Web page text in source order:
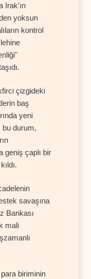
Irak’ın
yoksun
kontrol
çizgideki
baş
yeni
bu durum,
geniş çaplı bir
savaşına
Bankası
mali
biriminin